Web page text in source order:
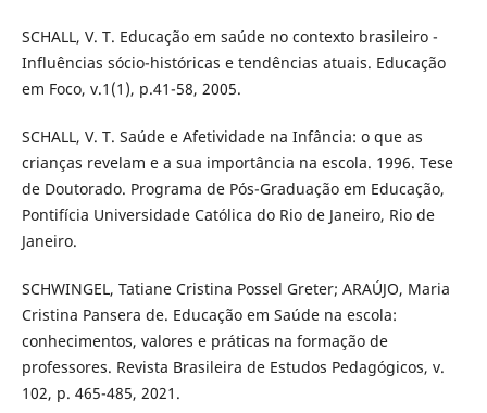
SCHALL, V. T. Educação em saúde no contexto brasileiro -
Influências sócio-históricas e tendências atuais. Educação
em Foco, v.1(1), p.41-58, 2005.
SCHALL, V. T. Saúde e Afetividade na Infância: o que as
crianças revelam e a sua importância na escola. 1996. Tese
de Doutorado. Programa de Pós-Graduação em Educação,
Pontifícia Universidade Católica do Rio de Janeiro, Rio de
Janeiro.
SCHWINGEL, Tatiane Cristina Possel Greter; ARAÚJO, Maria
Cristina Pansera de. Educação em Saúde na escola:
conhecimentos, valores e práticas na formação de
professores. Revista Brasileira de Estudos Pedagógicos, v.
102, p. 465-485, 2021.